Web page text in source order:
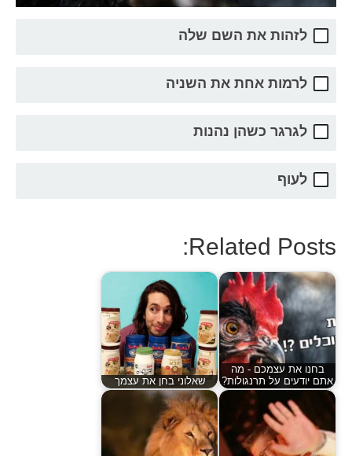
לזהות את השם שלה
לרמות אחת את השניה
לגרגר כשהן נהנות
לעוף
Related Posts:
בחנו את עצמכם - מה
אתם יודעים על תרנגולות?
שאלוני בחן את עצמך